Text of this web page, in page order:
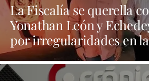
La Fiscalía se querella
Yonathan León y
por irregularidades en
contrataciones de las